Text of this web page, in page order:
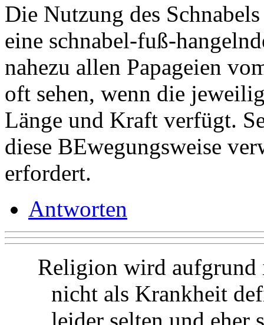
Die Nutzung des
eine schnabel-fuß-
nahezu allen Papageien
oft sehen, wenn die
Länge und Kraft verfügt.
diese BEwegungsweise
erfordert.
Antworten
Religion wird aufgrund
nicht als Krankheit